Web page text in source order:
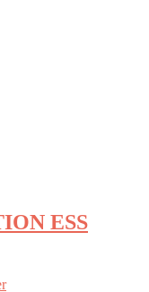
ESS